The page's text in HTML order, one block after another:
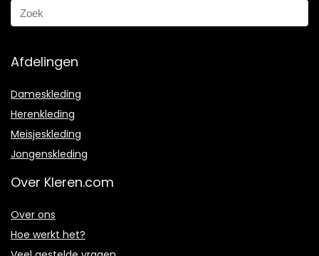
Afdelingen
Dameskleding
Herenkleding
Meisjeskleding
Jongenskleding
Over Kleren.com
Over ons
Hoe werkt het?